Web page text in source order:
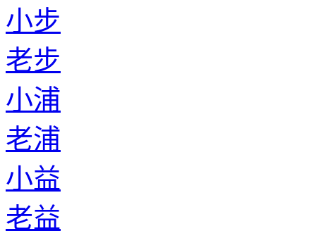
小步
老步
小浦
老浦
小益
老益